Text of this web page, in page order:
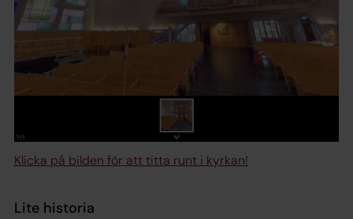
Klicka på bilden för att titta runt i kyrkan!
Lite historia